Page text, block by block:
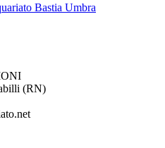
Bastia Umbra
(RN)